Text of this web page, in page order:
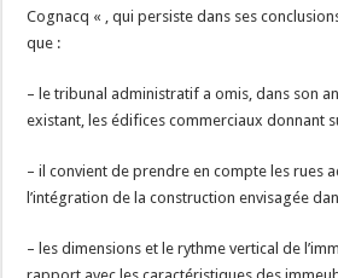
Cognacq « , qui persiste dans ses
que :
– le tribunal administratif a omis, dans son
existant, les édifices commerciaux donnant
– il convient de prendre en compte les rues
l’intégration de la construction envisagée
– les dimensions et le rythme vertical de